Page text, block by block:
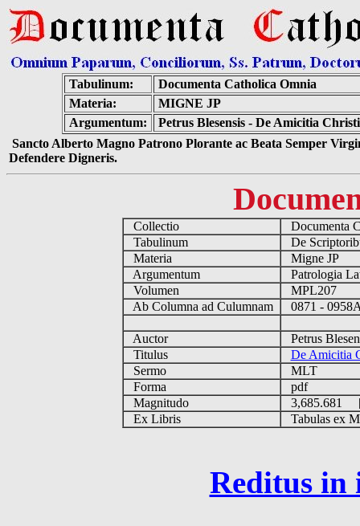
Tabulinum:
Documenta Catholica Omnia
Materia:
MIGNE JP
Argumentum:
Petrus Blesensis - De Amicitia
Sancto Alberto Magno Patrono Plorante ac Beata Semper
Defendere Digneris.
Collectio
Documenta
Tabulinum
De
Materia
Migne JP
Argumentum
Patrologia
Volumen
MPL207
Ab Columna ad Culumnam
0871 -
Auctor
Petrus
Titulus
De Amicitia
Sermo
MLT
Forma
pdf
Magnitudo
3,685.681
Ex Libris
Tabulas ex
Reditus in